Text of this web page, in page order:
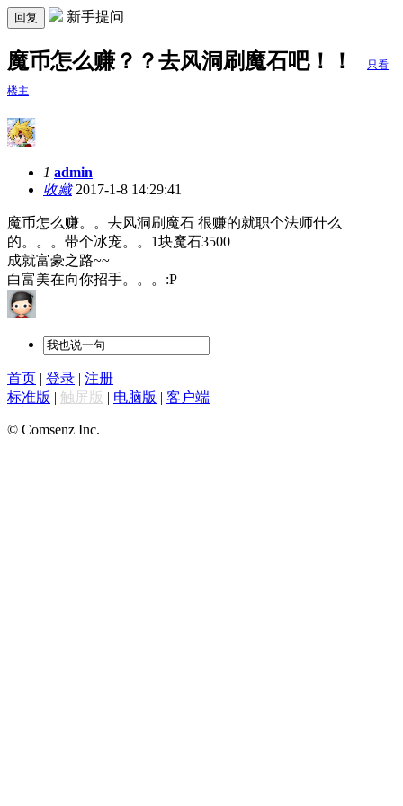
回复 新手提问
魔币怎么赚？？去风洞刷魔石吧！！ 只看
楼主
1 admin
收藏2017-1-8 14:29:41
魔币怎么赚。。去风洞刷魔石 很赚的就职个法师什么
的。。。带个冰宠。。1块魔石3500
成就富豪之路~~
白富美在向你招手。。。:P
首页 | 登录 | 注册
标准版 | 触屏版 | 电脑版 | 客户端
© Comsenz Inc.